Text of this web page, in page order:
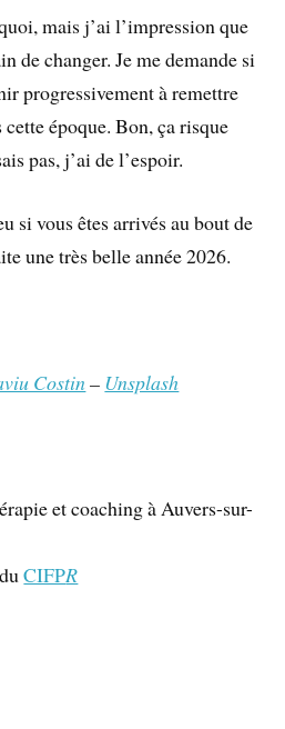
mais j’ai l’impression que
de changer. Je me demande si
progressivement à remettre
époque. Bon, ça risque
pas, j’ai de l’espoir.
si vous êtes arrivés au bout de
une très belle année 2026.
Costin– Unsplash
et coaching à Auvers-sur-
CIFPR